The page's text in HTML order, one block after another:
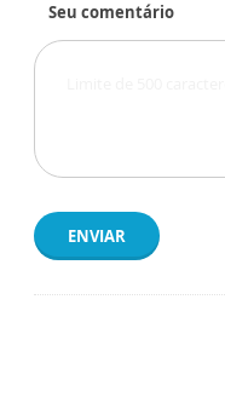
Seu comentário
ENVIAR